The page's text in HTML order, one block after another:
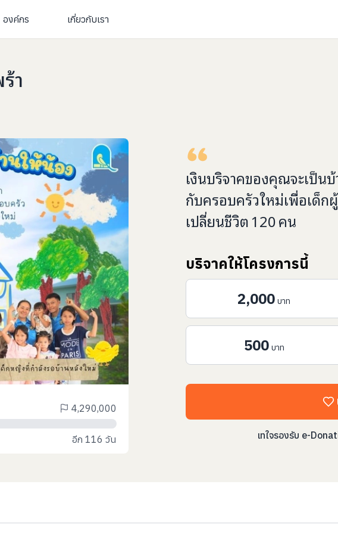
องค์กร เกี่ยวกับเรา
า
4,290,000
อีก 116 วัน
เงินบริจาคของคุณจะเป็น
กับครอบครัวใหม่เพื่อเด็
เปลี่ยนชีวิต120คน
บริจาคให้โครงการนี้
2,000 บาท
500 บาท
เทใจรองรับ e-